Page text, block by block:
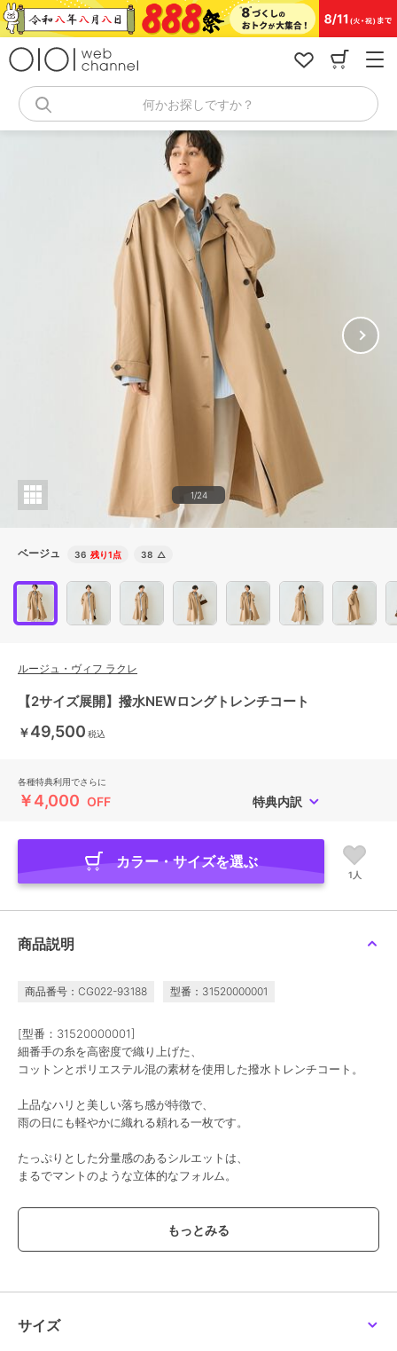
コ
ン
キ
何かお探しですか？
1/24
ベージュ 36 残り1点 38 △
ルージュ・ヴィフ ラクレ
【2サイズ展開】撥水NEWロングトレンチコート
￥49,500 税込
各種特典利用でさらに
￥4,000 OFF 特典内訳
カラー・サイズを選ぶ
1人
商品説明
商品番号：CG022-93188 型番：31520000001
[型番：31520000001]
細番手の糸を高密度で織り上げた、
コットンとポリエステル混の素材を使用した撥水トレンチコート。
上品なハリと美しい落ち感が特徴で、
雨の日にも軽やかに織れる頼れる一枚です。
たっぷりとした分量感のあるシルエットは、
まるでマントのような立体的なフォルム。
動くたびにふわりと広がり、織るだけでこなれた存在感を演出しま
ゆとりのあるデザインは、厚手のニットや
ジャケットの上からもストレスなく着られるのも魅力。
サイズ